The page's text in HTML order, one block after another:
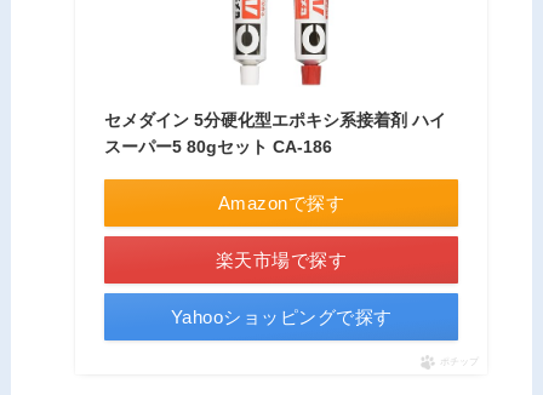
セメダイン 5分硬化型エポキシ系接着剤 ハイ
スーパー5 80gセット CA-186
Amazonで探す
楽天市場で探す
Yahooショッピングで探す
ポチップ